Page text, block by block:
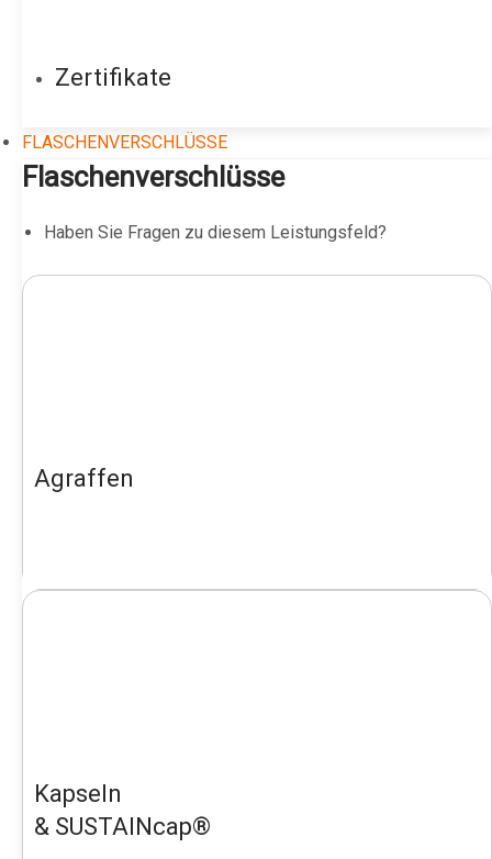
Zertifikate
FLASCHENVERSCHLÜSSE
Flaschenverschlüsse
Haben Sie Fragen zu diesem Leistungsfeld?
Agraffen
Kapseln
& SUSTAINcap®